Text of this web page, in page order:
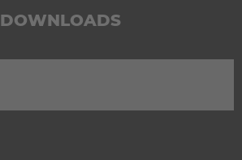
DOWNLOADS